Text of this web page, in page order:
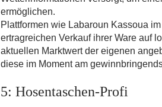
ermöglichen.
Plattformen wie Labaroun Kassoua
ertragreichen Verkauf ihrer Ware auf
aktuellen Marktwert der eigenen
diese im Moment am
5: Hosentaschen-Profi